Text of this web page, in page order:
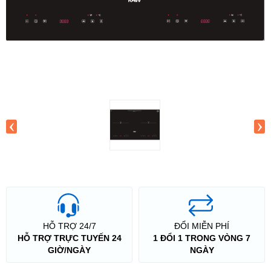
‹ ›
HỖ TRỢ 24/7
HỖ TRỢ TRỰC TUYẾN 24
GIỜ/NGÀY
ĐỔI MIỄN PHÍ
1 ĐỔI 1 TRONG VÒNG 7
NGÀY